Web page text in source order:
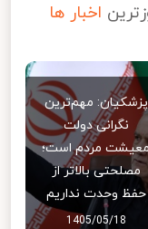
اخبار ها
مهم‌ترین
نگرانی دولت
مردم است؛
بالاتر از
وحدت نداریم
1405/05/18